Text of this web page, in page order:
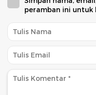
peramban ini untuk